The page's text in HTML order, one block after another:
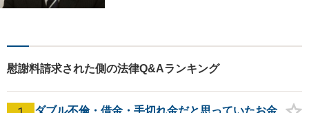
軽に相談できる弁護士を目指
慰謝料請求された側の法律Q&Aランキング
ダブル不倫・借金・手切れ金だと思っていたお金